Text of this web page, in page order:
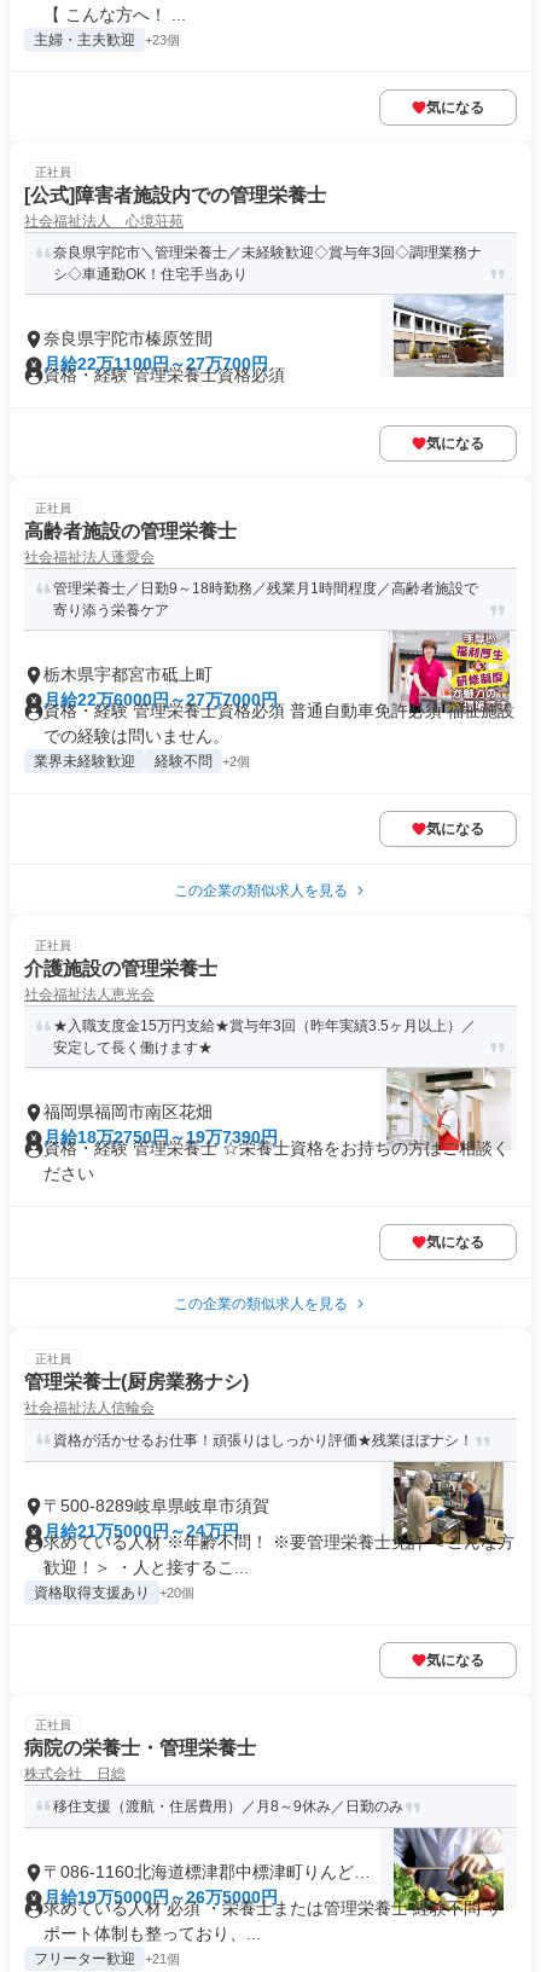
【 こんな方へ！ ...
主婦・主夫歓迎 +23個
気になる
正社員
[公式]障害者施設内での管理栄養士
社会福祉法人 心境荘苑
奈良県宇陀市＼管理栄養士／未経験歓迎◇賞与年3回◇調理業務ナ
シ◇車通勤OK！住宅手当あり
奈良県宇陀市榛原笠間
月給22万1100円～27万700円
資格・経験 管理栄養士資格必須
気になる
正社員
高齢者施設の管理栄養士
社会福祉法人蓬愛会
管理栄養士／日勤9～18時勤務／残業月1時間程度／高齢者施設で
寄り添う栄養ケア
栃木県宇都宮市砥上町
月給22万6000円～27万7000円
資格・経験 管理栄養士資格必須 普通自動車免許必須 福祉施設
での経験は問いません。
業界未経験歓迎 経験不問 +2個
気になる
この企業の類似求人を見る
正社員
介護施設の管理栄養士
社会福祉法人恵光会
★入職支度金15万円支給★賞与年3回（昨年実績3.5ヶ月以上）／
安定して長く働けます★
福岡県福岡市南区花畑
月給18万2750円～19万7390円
資格・経験 管理栄養士 ☆栄養士資格をお持ちの方はご相談く
ださい
気になる
この企業の類似求人を見る
正社員
管理栄養士(厨房業務ナシ)
社会福祉法人信輪会
資格が活かせるお仕事！頑張りはしっかり評価★残業ほぼナシ！
〒500-8289岐阜県岐阜市須賀
月給21万5000円～24万円
求めている人材 ※年齢不問！ ※要管理栄養士免許 ＜こんな方
歓迎！＞ ・人と接するこ...
資格取得支援あり +20個
気になる
正社員
病院の栄養士・管理栄養士
株式会社 日総
移住支援（渡航・住居費用）／月8～9休み／日勤のみ
〒086-1160北海道標津郡中標津町りんどう
町
月給19万5000円～26万5000円
求めている人材 必須 ・栄養士または管理栄養士 経験不問 サ
ポート体制も整っており、...
フリーター歓迎 +21個